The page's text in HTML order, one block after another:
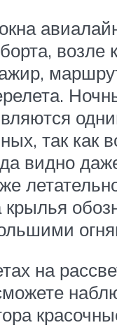
возле
так как
видно
крылья
на